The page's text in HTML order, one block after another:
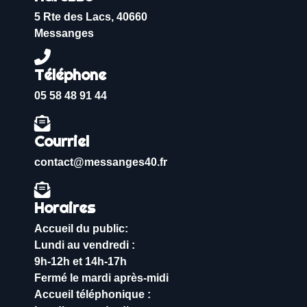
5 Rte des Lacs, 40660
Messanges
Téléphone
05 58 48 91 44
Courriel
contact@messanges40.fr
Horaires
Accueil du public:
Lundi au vendredi :
9h-12h et 14h-17h
Fermé le mardi après-midi
Accueil téléphonique :